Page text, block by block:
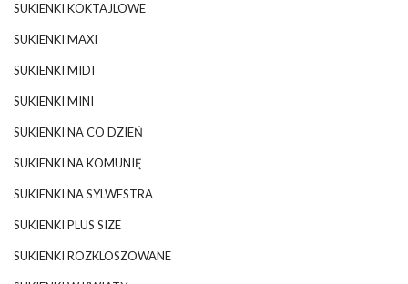
SUKIENKI KOKTAJLOWE
SUKIENKI MAXI
SUKIENKI MIDI
SUKIENKI MINI
SUKIENKI NA CO DZIEŃ
SUKIENKI NA KOMUNIĘ
SUKIENKI NA SYLWESTRA
SUKIENKI PLUS SIZE
SUKIENKI ROZKLOSZOWANE